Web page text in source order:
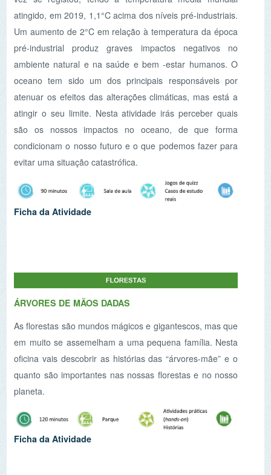
oceano tem sido um dos principais responsáveis por
atenuar os efeitos das alterações climáticas, mas está a
atingir o seu limite. Nesta atividade irás perceber quais
são os nossos impactos no oceano, de que forma
condicionam o nosso futuro e o que podemos fazer para
evitar uma situação catastrófica.
Ficha da Atividade
ÁRVORES DE MÃOS DADAS
quanto são importantes nas nossas florestas e no nosso
planeta.
Ficha da Atividade
À DESCOBERTA DOS INSETOS ENTRE FOLHAS E
FLORES
Conhece o fascinante mundo dos insetos! Descobre a
sua importância ecológica e as causas do seu declínio.
Com a ajuda de redes, lupas e guias de campo irás